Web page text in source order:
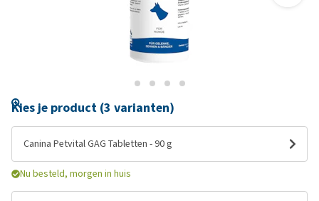
Kies je product (3 varianten)
Canina Petvital GAG Tabletten - 90 g
Nu besteld, morgen in huis